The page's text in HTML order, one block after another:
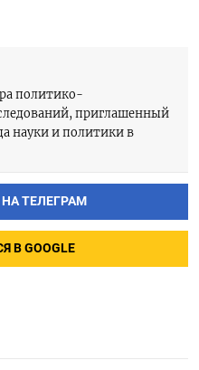
политико-
приглашенный
науки и политики в
ТЕЛЕГРАМ
В GOOGLE